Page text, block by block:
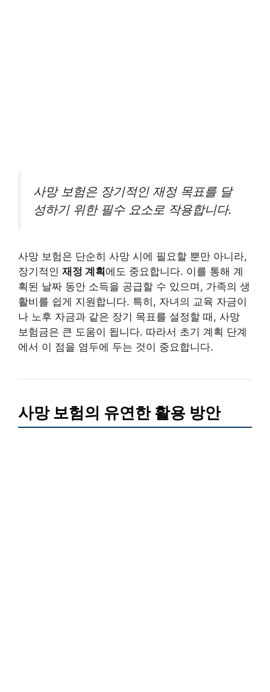
사망 보험은 장기적인 재정 목표를 달
성하기 위한 필수 요소로 작용합니다.
사망 보험은 단순히 사망 시에 필요할 뿐만 아니라,
장기적인 재정 계획 에도 중요합니다. 이를 통해 계
획된 날짜 동안 소득을 공급할 수 있으며, 가족의 생
활비를 쉽게 지원합니다. 특히, 자녀의 교육 자금이
나 노후 자금과 같은 장기 목표를 설정할 때, 사망
보험금은 큰 도움이 됩니다. 따라서 초기 계획 단계
에서 이 점을 염두에 두는 것이 중요합니다.
사망 보험의 유연한 활용 방안